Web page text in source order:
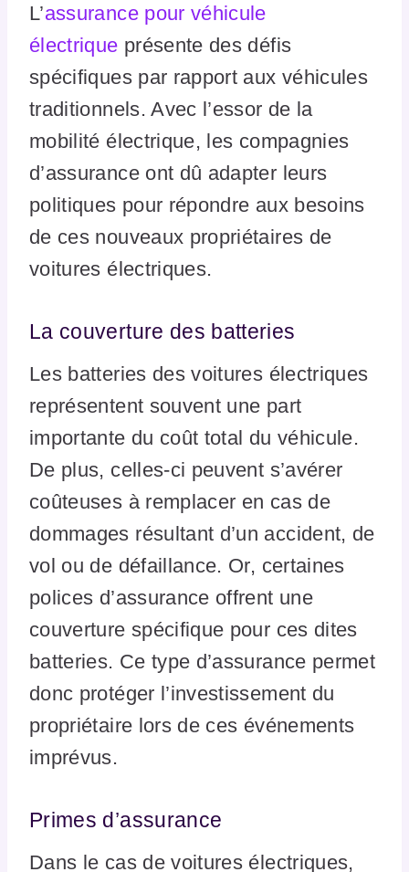
L’assurance pour véhicule
électrique présente des défis
spécifiques par rapport aux véhicules
traditionnels. Avec l’essor de la
mobilité électrique, les compagnies
d’assurance ont dû adapter leurs
politiques pour répondre aux besoins
de ces nouveaux propriétaires de
voitures électriques.
La couverture des batteries
Les batteries des voitures électriques
représentent souvent une part
importante du coût total du véhicule.
De plus, celles-ci peuvent s’avérer
coûteuses à remplacer en cas de
dommages résultant d’un accident, de
vol ou de défaillance. Or, certaines
polices d’assurance offrent une
couverture spécifique pour ces dites
batteries. Ce type d’assurance permet
donc protéger l’investissement du
propriétaire lors de ces événements
imprévus.
Primes d’assurance
Dans le cas de voitures électriques,